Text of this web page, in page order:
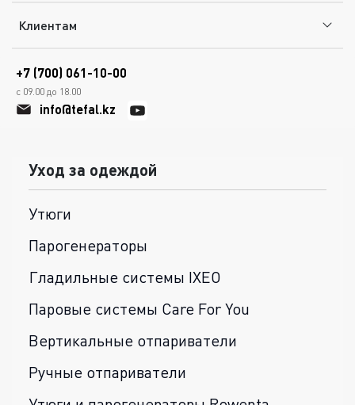
Клиентам
+7 (700) 061-10-00
с 09.00 до 18.00
info@tefal.kz
Уход за одеждой
Утюги
Парогенераторы
Гладильные системы IXEO
Паровые системы Care For You
Вертикальные отпариватели
Ручные отпариватели